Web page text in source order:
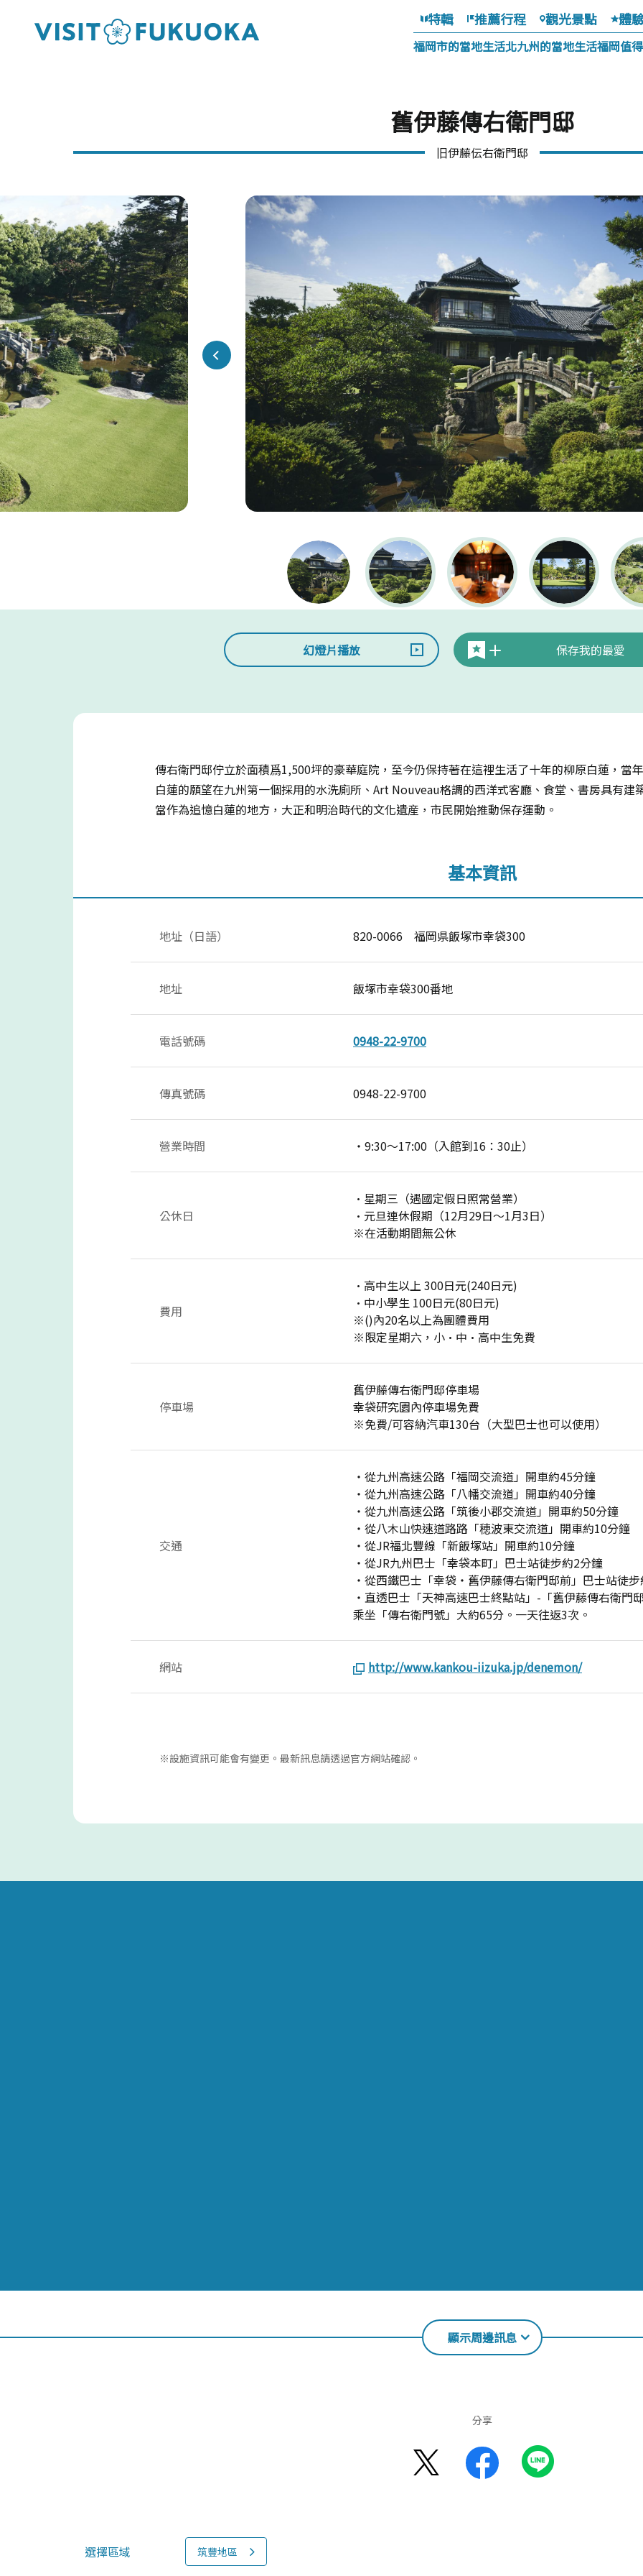
特輯 推薦行程 觀光景點 體
福岡市的當地生活北九州的當地生活福岡值
舊伊藤傳右衛門邸
旧伊藤伝右衛門邸
幻燈片播放 保存我的最愛
傳右衛門邸佇立於面積爲1,500坪的豪華庭院，至今仍保持著在這裡生活了十年的柳原白蓮，當
白蓮的願望在九州第一個採用的水洗廁所、Art Nouveau格調的西洋式客廳、食堂、書房具有建
當作為追憶白蓮的地方，大正和明治時代的文化遺産，市民開始推動保存運動。
基本資訊
地址（日語） 820-0066 福岡県飯塚市幸袋300
地址 飯塚市幸袋300番地
電話號碼 0948-22-9700
傳真號碼 0948-22-9700
營業時間 ・9:30～17:00（入館到16：30止）
公休日
·星期三（遇國定假日照常營業）
·元旦連休假期（12月29日～1月3日）
※在活動期間無公休
費用
·高中生以上 300日元(240日元)
·中小學生 100日元(80日元)
※()內20名以上為團體費用
※限定星期六，小·中·高中生免費
停車場
舊伊藤傳右衛門邸停車場
幸袋研究園內停車場免費
※免費/可容納汽車130台（大型巴士也可以使用）
交通
・從九州高速公路「福岡交流道」開車約45分鐘
・從九州高速公路「八幡交流道」開車約40分鐘
・從九州高速公路「筑後小郡交流道」開車約50分鐘
・從八木山快速道路路「穂波東交流道」開車約10分鐘
・從JR福北豐線「新飯塚站」開車約10分鐘
・從JR九州巴士「幸袋本町」巴士站徒步約2分鐘
・從西鐵巴士「幸袋・舊伊藤傳右衛門邸前」巴士站徒
・直透巴士「天神高速巴士終點站」-「舊伊藤傳右衛門邸
乘坐「傳右衛門號」大約65分。一天往返3次。
網站 http://www.kankou-iizuka.jp/denemon/
※設施資訊可能會有變更。最新訊息請透過官方網站確認。
顯示周邊訊息
分享
選擇區域 筑豐地區